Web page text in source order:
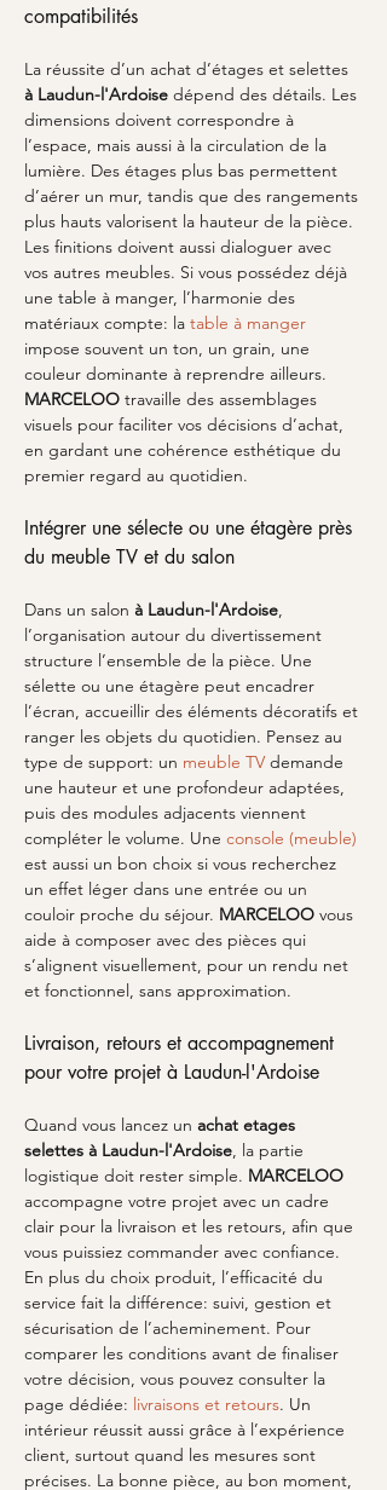
compatibilités
La réussite d’un achat d’étages et selettes
à Laudun-l'Ardoise dépend des détails. Les
dimensions doivent correspondre à
l’espace, mais aussi à la circulation de la
lumière. Des étages plus bas permettent
d’aérer un mur, tandis que des rangements
plus hauts valorisent la hauteur de la pièce.
Les finitions doivent aussi dialoguer avec
vos autres meubles. Si vous possédez déjà
une table à manger, l’harmonie des
matériaux compte: la table à manger
impose souvent un ton, un grain, une
couleur dominante à reprendre ailleurs.
MARCELOO travaille des assemblages
visuels pour faciliter vos décisions d’achat,
en gardant une cohérence esthétique du
premier regard au quotidien.
Intégrer une sélecte ou une étagère près
du meuble TV et du salon
Dans un salon à Laudun-l'Ardoise,
l’organisation autour du divertissement
structure l’ensemble de la pièce. Une
sélette ou une étagère peut encadrer
l’écran, accueillir des éléments décoratifs et
ranger les objets du quotidien. Pensez au
type de support: un meuble TV demande
une hauteur et une profondeur adaptées,
puis des modules adjacents viennent
compléter le volume. Une console (meuble)
est aussi un bon choix si vous recherchez
un effet léger dans une entrée ou un
couloir proche du séjour. MARCELOO vous
aide à composer avec des pièces qui
s’alignent visuellement, pour un rendu net
et fonctionnel, sans approximation.
Livraison, retours et accompagnement
pour votre projet à Laudun-l'Ardoise
Quand vous lancez un achat etages
selettes à Laudun-l'Ardoise, la partie
logistique doit rester simple. MARCELOO
accompagne votre projet avec un cadre
clair pour la livraison et les retours, afin que
vous puissiez commander avec confiance.
En plus du choix produit, l’efficacité du
service fait la différence: suivi, gestion et
sécurisation de l’acheminement. Pour
comparer les conditions avant de finaliser
votre décision, vous pouvez consulter la
page dédiée: livraisons et retours. Un
intérieur réussit aussi grâce à l’expérience
client, surtout quand les mesures sont
précises. La bonne pièce, au bon moment,